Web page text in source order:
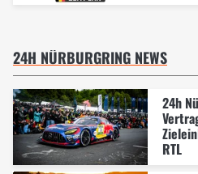
24H NÜRBURGRING NEWS
24h
RTL